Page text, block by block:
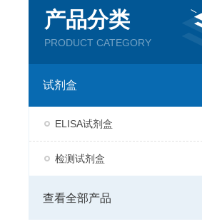
产品分类
PRODUCT CATEGORY
试剂盒
ELISA试剂盒
检测试剂盒
查看全部产品